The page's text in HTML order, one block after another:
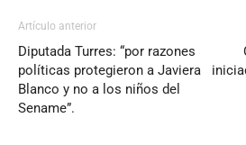
Artículo anterior
Diputada Turres: “por razones
políticas protegieron a Javiera
Blanco y no a los niños del
Sename”.